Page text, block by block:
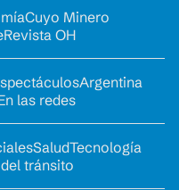
Cuyo Minero
Revista OH
Argentina
las redes
SaludTecnología
tránsito